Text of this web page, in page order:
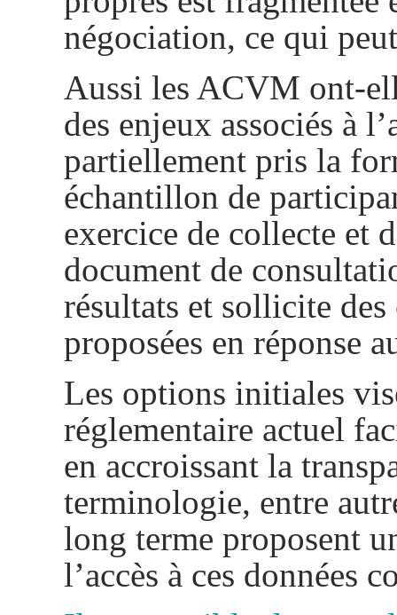
négociation, ce qui
Aussi les ACVM ont-
des enjeux associés à
partiellement pris la
échantillon de
exercice de collecte et
document de
résultats et sollicite
proposées en réponse
Les options initiales
réglementaire actuel
en accroissant la
terminologie, entre
long terme proposent
l’accès à ces données